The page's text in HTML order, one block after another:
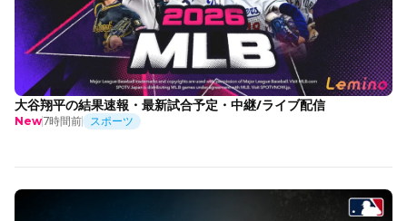
大谷翔平の結果速報・最新試合予定・中継/ライブ配信
New7時間前 スポーツ